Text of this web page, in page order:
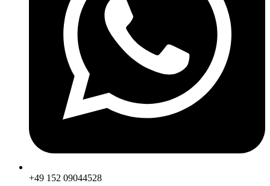
‪+49 152 09044528